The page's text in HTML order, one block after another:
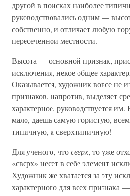
другой в поисках наиболее
руководствовались одним —
собственно, и отличает любую
пересеченной местности.
Высота — основной признак,
исключения, некое общее
Оказывается, художник вовсе не
признаков, напротив, выделяет
характерное, руководствуется
мало, даешь самую гористую,
типичную, а сверхтипичную!
Для ученого, чтосверх, то уже
«сверх» несет в себе элемент
Художник же хватается за эту
характерного для всех признака